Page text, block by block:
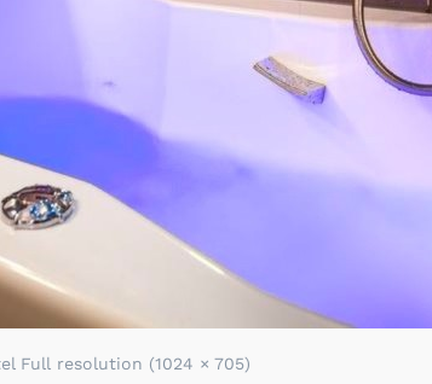
Full resolution (1024 × 705)